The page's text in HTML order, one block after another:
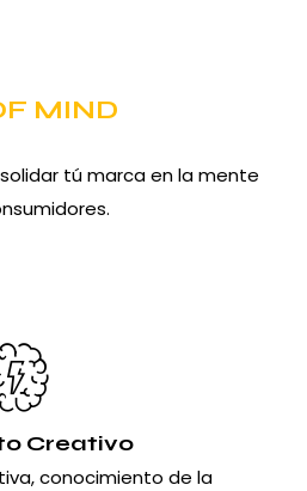
MIND
tú marca en la mente
Creativo
conocimiento de la